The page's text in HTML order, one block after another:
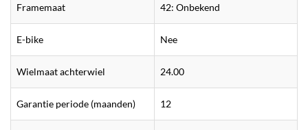
Framemaat 42: Onbekend
E-bike Nee
Wielmaat achterwiel 24.00
Garantie periode (maanden) 12